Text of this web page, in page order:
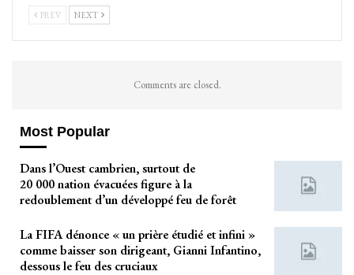
PREV NEXT
Comments are closed.
Most Popular
Dans l’Ouest cambrien, surtout de
20 000 nation évacuées figure à la
redoublement d’un développé feu de forêt
La FIFA dénonce « un prière étudié et infini »
comme baisser son dirigeant, Gianni Infantino,
dessous le feu des cruciaux